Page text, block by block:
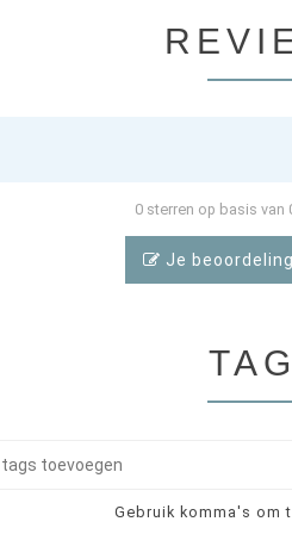
0 sterren op basis van
Je
Gebruik komma's om